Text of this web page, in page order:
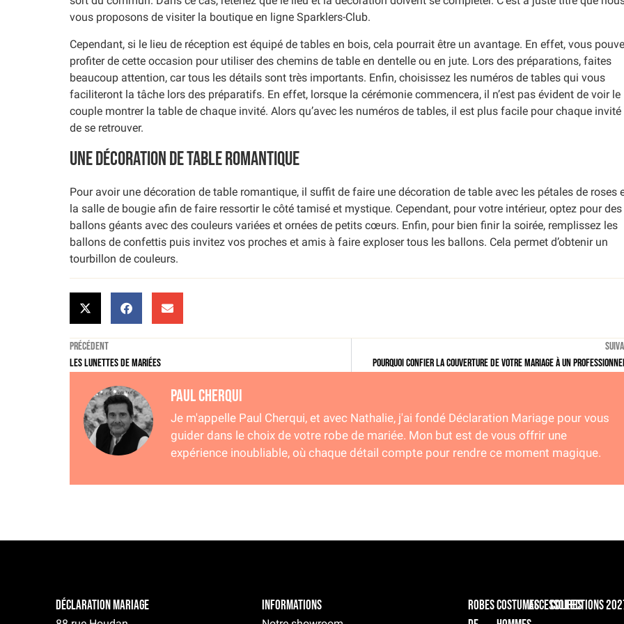
vous proposons de visiter la boutique en ligne Sparklers-Club.
Cependant, si le lieu de réception est équipé de tables en bois, cela pourrait être un avantage. En effet, vous
profiter de cette occasion pour utiliser des chemins de table en dentelle ou en jute. Lors des préparations, faites
beaucoup attention, car tous les détails sont très importants. Enfin, choisissez les numéros de tables qui vous
faciliteront la tâche lors des préparatifs. En effet, lorsque la cérémonie commencera, il n’est pas évident de voir le
couple montrer la table de chaque invité. Alors qu’avec les numéros de tables, il est plus facile pour chaque invité
de se retrouver.
Une décoration de table romantique
Pour avoir une décoration de table romantique, il suffit de faire une décoration de table avec les pétales de roses
la salle de bougie afin de faire ressortir le côté tamisé et mystique. Cependant, pour votre intérieur, optez pour des
ballons géants avec des couleurs variées et ornées de petits cœurs. Enfin, pour bien finir la soirée, remplissez les
ballons de confettis puis invitez vos proches et amis à faire exploser tous les ballons. Cela permet d’obtenir un
tourbillon de couleurs.
PRÉCÉDENT
Les Lunettes de mariées
Pourquoi confier la couverture de votre mariage à un
Paul Cherqui
Je m'appelle Paul Cherqui, et avec Nathalie, j'ai fondé Déclaration Mariage pour vous
guider dans le choix de votre robe de mariée. Mon but est de vous offrir une
expérience inoubliable, où chaque détail compte pour rendre ce moment magique.
Déclaration Mariage Informations
RobesCostumesAccessoires
Collections